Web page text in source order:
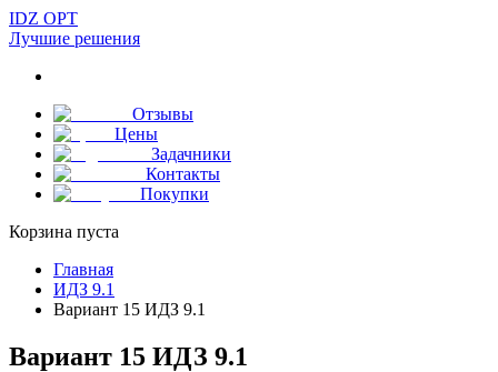
IDZ OPT
Лучшие решения
Отзывы
Цены
Задачники
Контакты
Покупки
Корзина пуста
Главная
ИДЗ 9.1
Вариант 15 ИДЗ 9.1
Вариант 15 ИДЗ 9.1